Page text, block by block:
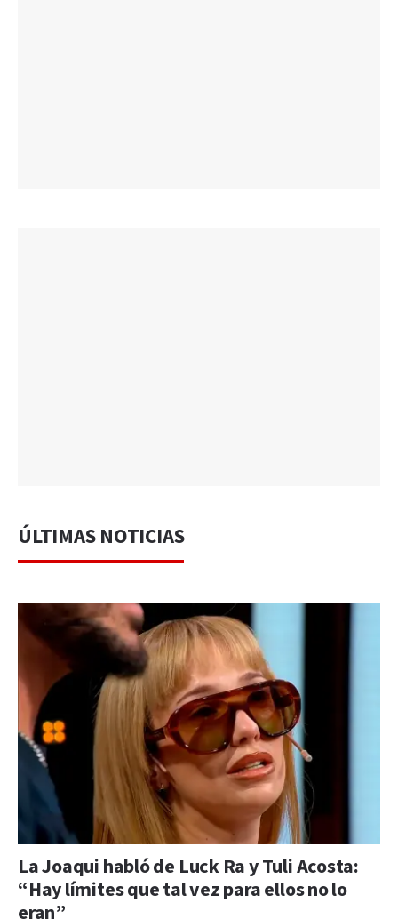
ÚLTIMAS NOTICIAS
La Joaqui habló de Luck Ra y Tuli Acosta:
“Hay límites que tal vez para ellos no lo
eran”